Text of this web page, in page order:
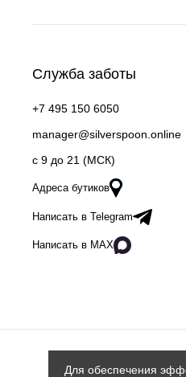
Служба заботы
+7 495 150 6050
manager@silverspoon.online
c 9 до 21 (МСК)
Адреса бутиков
Написать в Telegram
Написать в MAX
Для обеспечения